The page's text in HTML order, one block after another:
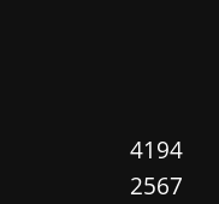
4194
2567